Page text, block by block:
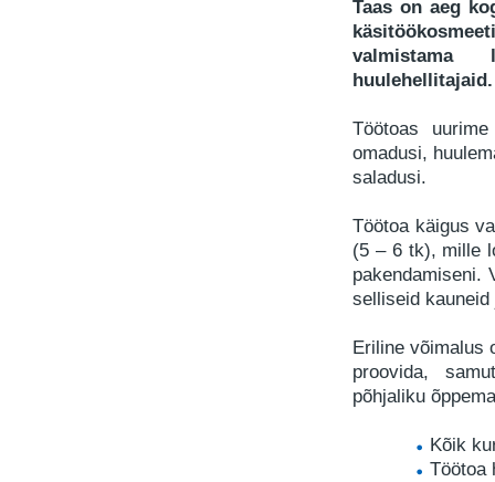
Taas on aeg
valmistama
huulehellitajaid.
Töötoas
omadusi,
saladusi.
Töötoa käigus
(5 – 6 tk), mille
pakendamiseni.
selliseid
Eriline võimalus
proovida,
põhjaliku
Kõik
Töötoa